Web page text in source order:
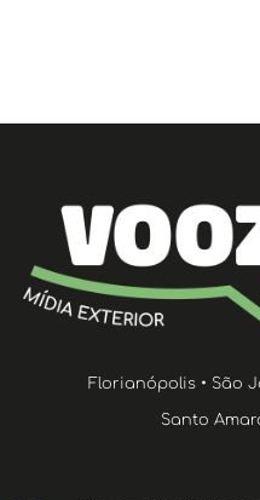
Florianópolis • São
Santo